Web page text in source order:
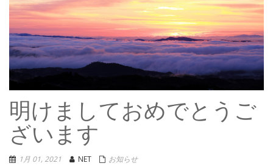
明けましておめでとうご
ざいます
1月 01, 2021 NET お知らせ